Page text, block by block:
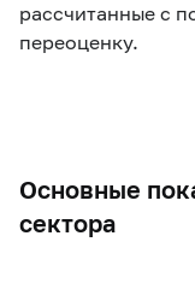
рассчитанные с
переоценку.
Основные
сектора